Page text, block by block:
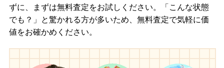
ずに、まずは無料査定をお試しください。「こんな状態
でも？」と驚かれる方が多いため、無料査定で気軽に価
値をお確かめください。